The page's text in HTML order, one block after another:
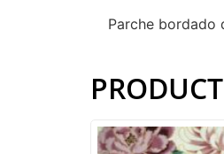
Parche bordado